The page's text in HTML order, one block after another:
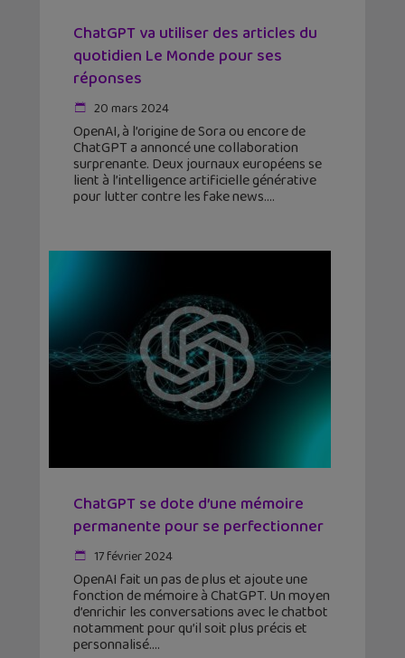
ChatGPT va utiliser des articles du
quotidien Le Monde pour ses
réponses
20 mars 2024
OpenAI, à l’origine de Sora ou encore de
ChatGPT a annoncé une collaboration
surprenante. Deux journaux européens se
lient à l’intelligence artificielle générative
pour lutter contre les fake news.
ChatGPT se dote d’une mémoire
permanente pour se perfectionner
17 février 2024
OpenAI fait un pas de plus et ajoute une
fonction de mémoire à ChatGPT. Un moyen
d’enrichir les conversations avec le chatbot
notamment pour qu’il soit plus précis et
personnalisé.